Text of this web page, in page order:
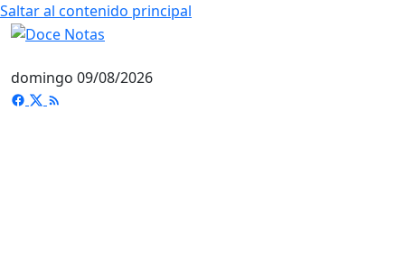
Saltar al contenido principal
domingo 09/08/2026